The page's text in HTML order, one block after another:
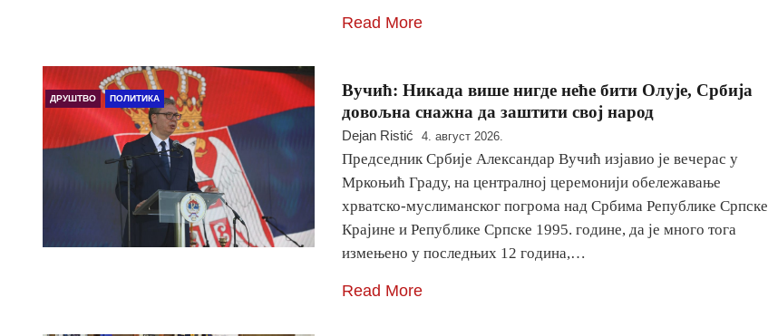
Read More
ДРУШТВО ПОЛИТИКА
Вучић: Никада више нигде неће бити Олује, Србија
довољна снажна да заштити свој народ
Dejan Ristić 4. август 2026.
Председник Србије Александар Вучић изјавио је вечерас у
Мркоњић Граду, на централној церемонији обележавање
хрватско-муслиманског погрома над Србима Републике Српске
Крајине и Републике Српске 1995. године, да је много тога
измењено у последњих 12 година,…
Read More